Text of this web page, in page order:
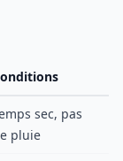
sec, pas
pluie